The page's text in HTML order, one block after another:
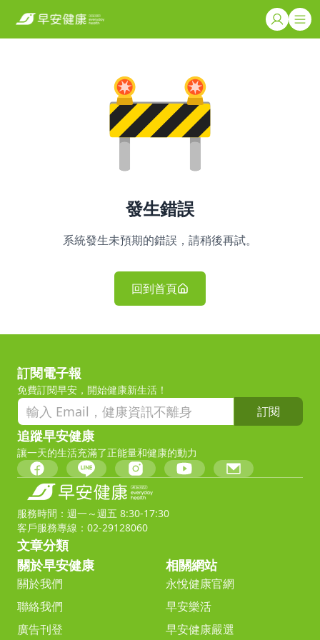
發生錯誤
系統發生未預期的錯誤，請稍後再試。
回到首頁
訂閱電子報
免費訂閱早安，開始健康新生活！
訂閱
追蹤早安健康
讓一天的生活充滿了正能量和健康的動力
服務時間：週一～週五 8:30-17:30
客戶服務專線：02-29128060
文章分類
關於早安健康
關於我們
聯絡我們
廣告刊登
相關網站
永悅健康官網
早安樂活
早安健康嚴選